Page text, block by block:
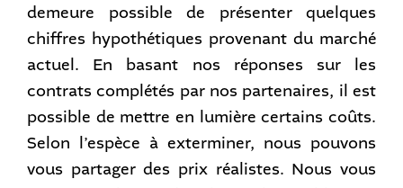
demeure possible de présenter quelques
chiffres hypothétiques provenant du marché
actuel. En basant nos réponses sur les
contrats complétés par nos partenaires, il est
possible de mettre en lumière certains coûts.
Selon l’espèce à exterminer, nous pouvons
vous partager des prix réalistes. Nous vous